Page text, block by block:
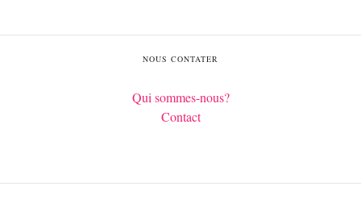
NOUS CONTATER
Qui sommes-nous?
Contact